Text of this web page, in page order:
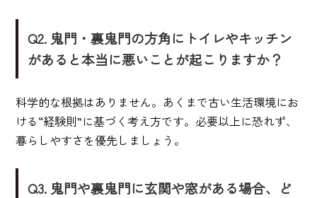
Q2. 鬼門・裏鬼門の方角にトイレやキッチン
があると本当に悪いことが起こりますか？
科学的な根拠はありません。あくまで古い生活環境にお
ける“経験則”に基づく考え方です。必要以上に恐れず、
暮らしやすさを優先しましょう。
Q3. 鬼門や裏鬼門に玄関や窓がある場合、ど